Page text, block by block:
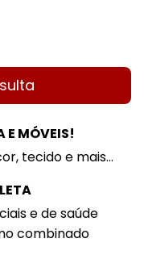
E MÓVEIS!
tecido e mais...
e de saúde
combinado